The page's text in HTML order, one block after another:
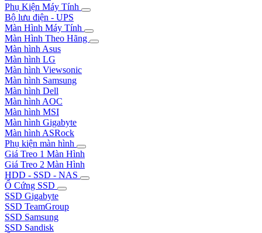
Phụ Kiện Máy Tính
Bộ lưu điện - UPS
Màn Hình Máy Tính
Màn Hình Theo Hãng
Màn hình Asus
Màn hình LG
Màn hình Viewsonic
Màn hình Samsung
Màn hình Dell
Màn hình AOC
Màn hình MSI
Màn hình Gigabyte
Màn hình ASRock
Phụ kiện màn hình
Giá Treo 1 Màn Hình
Giá Treo 2 Màn Hình
HDD - SSD - NAS
Ổ Cứng SSD
SSD Gigabyte
SSD TeamGroup
SSD Samsung
SSD Sandisk